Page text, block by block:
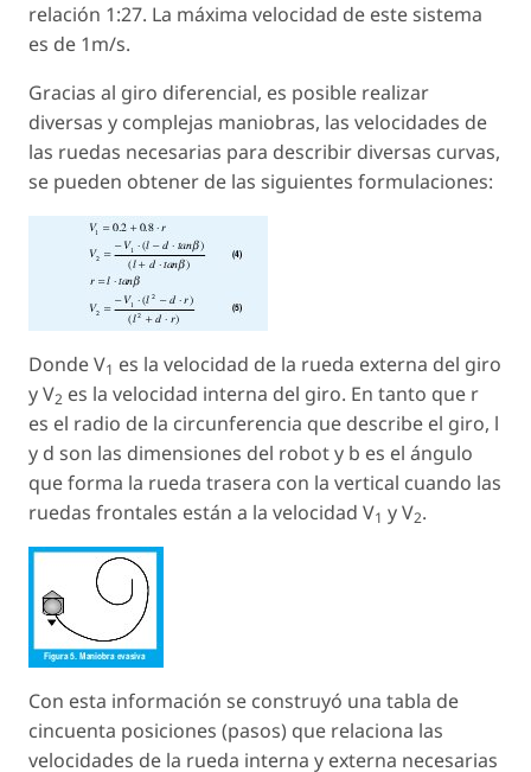
relación 1:27. La máxima velocidad de este sistema
es de 1m/s.
Gracias al giro diferencial, es posible realizar
diversas y complejas maniobras, las velocidades de
las ruedas necesarias para describir diversas curvas,
se pueden obtener de las siguientes formulaciones:
Donde V1 es la velocidad de la rueda externa del giro
y V2 es la velocidad interna del giro. En tanto que r
es el radio de la circunferencia que describe el giro, l
y d son las dimensiones del robot y b es el ángulo
que forma la rueda trasera con la vertical cuando las
ruedas frontales están a la velocidad V1 y V2.
Con esta información se construyó una tabla de
cincuenta posiciones (pasos) que relaciona las
velocidades de la rueda interna y externa necesarias